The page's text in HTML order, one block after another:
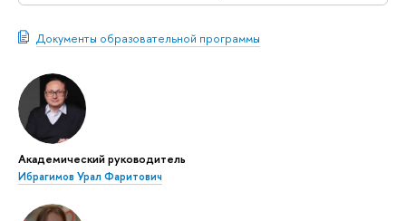
Документы образовательной программы
Академический руководитель
Ибрагимов Урал Фаритович